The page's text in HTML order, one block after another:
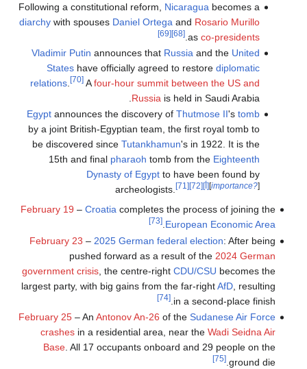
Following a constitutional reform, Nicaragua becomes a
diarchy with spouses Daniel Ortega and Rosario Murillo
asco-presidents
.
[68]
[69]
Vladimir Putin announces that Russia and the United
States have officially agreed to restorediplomatic
relations . [70] Afour-hour summit between the US and
Russia is held in Saudi Arabia.
Egypt announces the discovery ofThutmose II'stomb
by a joint British-Egyptian team, the first royal tomb to
be discovered sinceTutankhamun's in 1922. It is the
15th and final pharaoh tomb from the Eighteenth
Dynasty of Egypt to have been found by
archeologists.
[71] [72] [أ] [importance?]
February 19 – Croatiacompletes the process of joining the
European Economic Area
.
[73]
February 23 – 2025 German federal election: After being
pushed forward as a result of the 2024 German
government crisis, the centre-right CDU/CSU becomes the
largest party, with big gains from the far-rightAfD, resulting
in a second-place finish.
[74]
February 25– An Antonov An-26 of the Sudanese Air Force
crashesin a residential area, near the Wadi Seidna Air
Base. All 17 occupants onboard and 29 people on the
ground die.
[75]